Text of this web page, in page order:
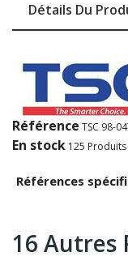
Détails Du
Référence TSC 98-
En stock 125 Produits
Références
16 Autres